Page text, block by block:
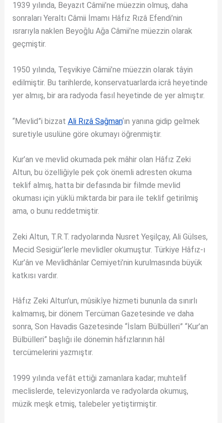
1939 yılında, Beyazıt Câmii’ne müezzin olmuş, daha
sonraları Yeraltı Câmii İmamı Hâfız Rızâ Efendi’nin
ısrarıyla naklen Beyoğlu Ağa Câmii’ne müezzin olarak
geçmiştir.
1950 yılında, Teşvikiye Câmii’ne müezzin olarak tâyin
edilmiştir. Bu tarihlerde, konservatuarlarda icrâ heyetinde
yer almış, bir ara radyoda fasıl heyetinde de yer almıştır.
“Mevlid”i bizzat Ali Rızâ Sağman‘ın yanına gidip gelmek
suretiyle usulüne göre okumayı öğrenmiştir.
Kur’an ve mevlid okumada pek mâhir olan Hâfız Zeki
Altun, bu özelliğiyle pek çok önemli adresten okuma
teklif almış, hatta bir defasında bir filmde mevlid
okuması için yüklü miktarda bir para ile teklif getirilmiş
ama, o bunu reddetmiştir.
Zeki Altun, T.R.T. radyolarında Nusret Yeşilçay, Ali Gülses,
Mecid Sesigür’lerle mevlidler okumuştur. Türkiye Hâfız-ı
Kur’ân ve Mevlidhânlar Cemiyeti’nin kurulmasında büyük
katkısı vardır.
Hâfız Zeki Altun’un, mûsikîye hizmeti bununla da sınırlı
kalmamış, bir dönem Tercüman Gazetesinde ve daha
sonra, Son Havadis Gazetesinde “İslam Bülbülleri” “Kur’an
Bülbülleri” başlığı ile dönemin hâfızlarının hâl
tercümelerini yazmıştır.
1999 yılında vefât ettiği zamanlara kadar; muhtelif
meclislerde, televizyonlarda ve radyolarda okumuş,
müzik meşk etmiş, talebeler yetiştirmiştir.